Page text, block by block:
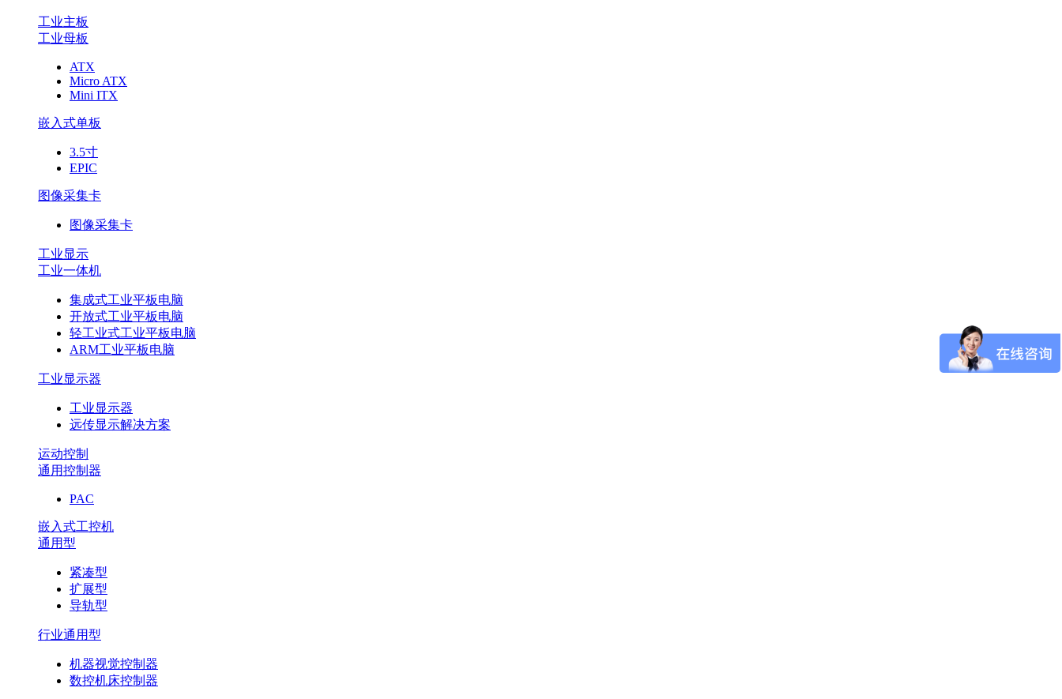
工业主板
工业母板
ATX
Micro ATX
Mini ITX
嵌入式单板
3.5寸
EPIC
图像采集卡
图像采集卡
工业显示
工业一体机
集成式工业平板电脑
开放式工业平板电脑
轻工业式工业平板电脑
ARM工业平板电脑
工业显示器
工业显示器
远传显示解决方案
运动控制
通用控制器
PAC
嵌入式工控机
通用型
紧凑型
扩展型
导轨型
行业通用型
机器视觉控制器
数控机床控制器